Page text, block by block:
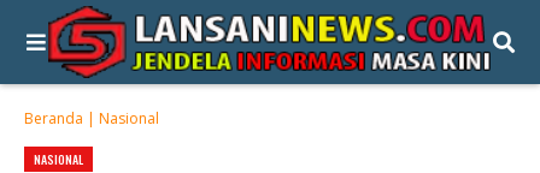
Beranda | Nasional
NASIONAL